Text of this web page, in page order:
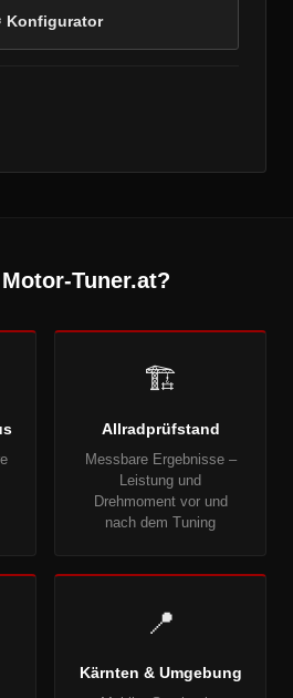
Konfigurator
Tuner.at?
🏗
Allradprüfstand
Messbare Ergebnisse –
Leistung und
Drehmoment vor und
nach dem Tuning
📍
Kärnten & Umgebung